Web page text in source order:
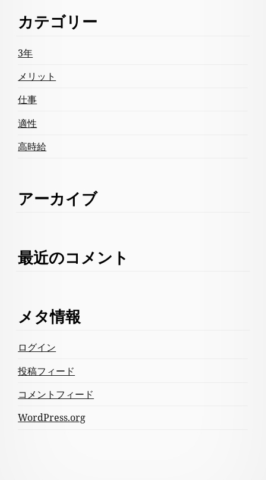
カテゴリー
3年
メリット
仕事
適性
高時給
アーカイブ
最近のコメント
メタ情報
ログイン
投稿フィード
コメントフィード
WordPress.org